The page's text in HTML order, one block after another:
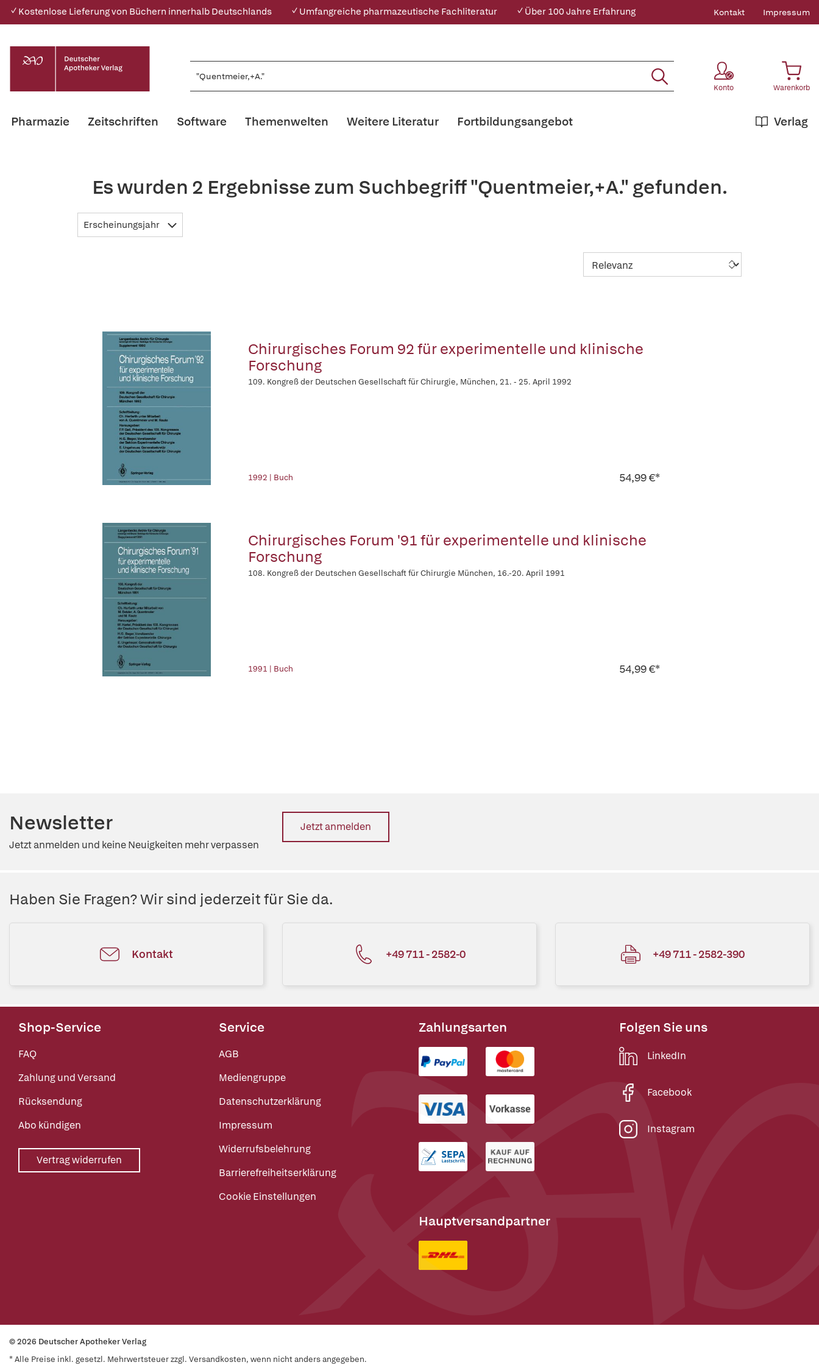
✓ Kostenlose Lieferung von Büchern innerhalb Deutschlands ✓ Umfangreiche pharmazeutische Fachliteratur ✓ Über 100 Jahre Erfahrung Kontakt Impressum
Konto Warenkorb
Pharmazie Zeitschriften Software Themenwelten Weitere Literatur Verlag
Fortbildungsangebot
Es wurden 2 Ergebnisse zum Suchbegriff "Quentmeier,+A." gefunden.
Erscheinungsjahr
Chirurgisches Forum 92 für experimentelle und klinische
Forschung
109. Kongreß der Deutschen Gesellschaft für Chirurgie, München, 21. - 25. April 1992
1992 | Buch 54,99 €*
Chirurgisches Forum '91 für experimentelle und klinische
Forschung
108. Kongreß der Deutschen Gesellschaft für Chirurgie München, 16.-20. April 1991
1991 | Buch 54,99 €*
Newsletter
Jetzt anmelden und keine Neuigkeiten mehr verpassen
Jetzt anmelden
Haben Sie Fragen? Wir sind jederzeit für Sie da.
Kontakt +49 711 - 2582-0 +49 711 - 2582-390
Shop-Service
FAQ
Zahlung und Versand
Rücksendung
Abo kündigen
Vertrag widerrufen
Service
AGB
Mediengruppe
Datenschutzerklärung
Impressum
Widerrufsbelehrung
Barrierefreiheitserklärung
Cookie Einstellungen
Zahlungsarten
Hauptversandpartner
Folgen Sie uns
LinkedIn
Facebook
Instagram
© 2026 Deutscher Apotheker Verlag
* Alle Preise inkl. gesetzl. Mehrwertsteuer zzgl. Versandkosten, wenn nicht anders angegeben.